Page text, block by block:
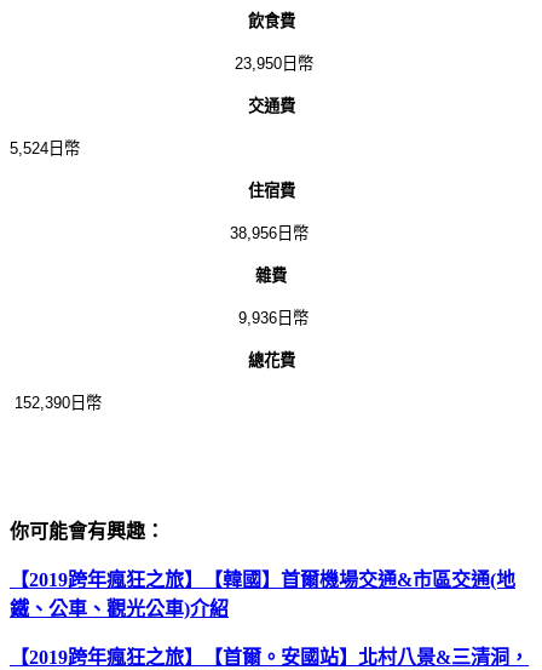
飲食費
23,950日幣
交通費
5,524 日幣
住宿費
38,956日幣
雜費
9,936 日幣
總花費
152,390 日幣
你可能會有興趣：
【2019跨年瘋狂之旅】【韓國】首爾機場交通&市區交通(地
鐵、公車、觀光公車)介紹
【2019跨年瘋狂之旅】【首爾。安國站】北村八景&三清洞，